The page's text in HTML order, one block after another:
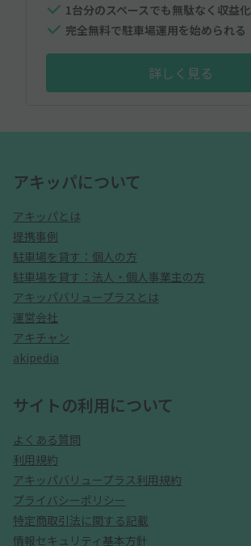
1台分のスペースでも無駄なく収益化
完全無料で駐車場運用を始められる
詳しく見る
アキッパについて
アキッパとは
提携事例
駐車場を貸す：個人の方
駐車場を貸す：法人・個人事業主の方
アキッパバリュープラスとは
運営会社
アキチャン
akipedia
サイトの利用について
よくある質問
利用規約
アキッパバリュープラス利用規約
プライバシーポリシー
特定商取引法に関する記載
情報セキュリティ基本方針